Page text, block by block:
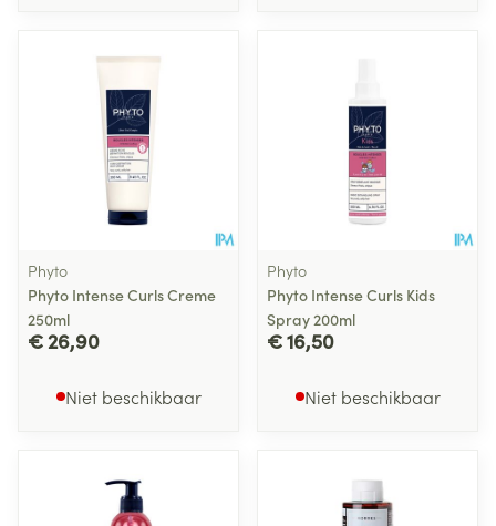
Phyto
Phyto Intense Curls Creme
250ml
€ 26,90
Niet beschikbaar
Phyto
Phyto Intense Curls Kids
Spray 200ml
€ 16,50
Niet beschikbaar